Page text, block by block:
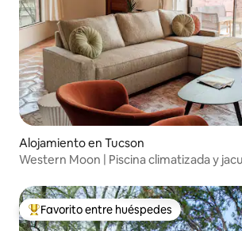
Alojamiento en Tucson
Western Moon | Piscina climatizada y
Favorito entre los huéspedes más
Favorito entre huéspedes